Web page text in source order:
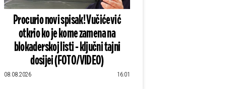
Procurio novi spisak! Vučićević
otkrio ko je kome zamena na
blokaderskoj listi - ključni tajni
dosijei (FOTO/VIDEO)
08.08.2026 16:01